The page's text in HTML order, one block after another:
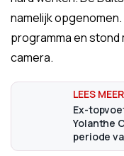
namelijk
programma en
camera.
Ex-
Yolanthe
periode